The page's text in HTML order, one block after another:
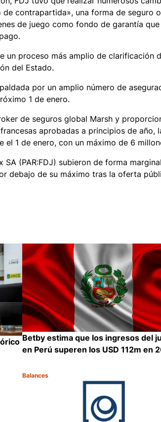
contrapartida», una forma de seguro
de juego como fondo de garantía
un proceso más amplio de clarificación
del Estado.
por un amplio número de
1 de enero.
de seguros global Marsh y
aprobadas a principios de
el 1 de enero, con un máximo de 6
SA (PAR:FDJ) subieron de forma
debajo de su máximo tras la oferta
Betby estima que los ingresos del
en Perú superen los USD 112m en
Categoría:
Balances